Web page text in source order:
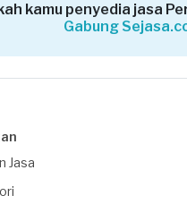
kamu penyedia jasa
Gabung
Jasa